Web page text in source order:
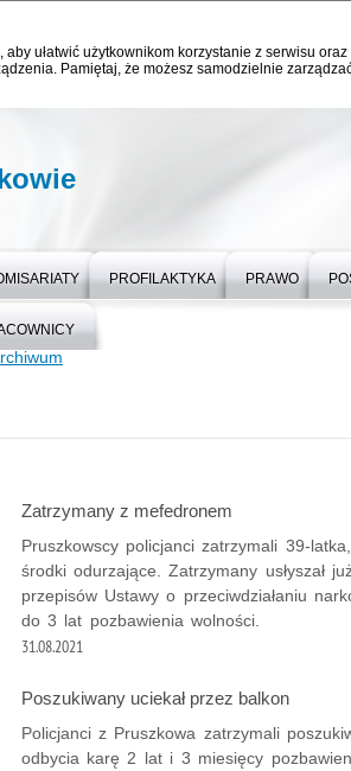
ułatwić użytkownikom korzystanie z serwisu
Pamiętaj, że możesz samodzielnie
PROFILAKTYKA PRAWO
Zatrzymany z mefedronem
Pruszkowscy policjanci zatrzymali 39-
środki odurzające. Zatrzymany usłyszał
przepisów Ustawy o przeciwdziałaniu
do 3 lat pozbawienia wolności.
31.08.2021
Poszukiwany uciekał przez balkon
Policjanci z Pruszkowa zatrzymali
odbycia karę 2 lat i 3 miesięcy